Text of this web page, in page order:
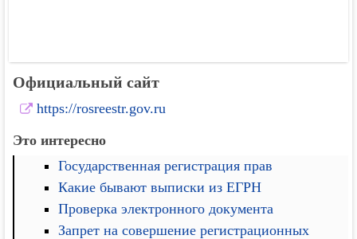
Официальный сайт
https://rosreestr.gov.ru
Это интересно
Государственная регистрация прав
Какие бывают выписки из ЕГРН
Проверка электронного документа
Запрет на совершение регистрационных